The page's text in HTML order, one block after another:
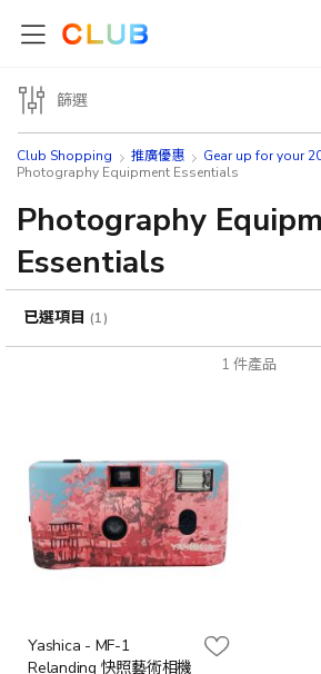
Club Shopping 推廣優惠
Gear up for your
Photography Equipment Essentials
Photography
Essentials
1 件產品
Yashica - MF-1
Relanding 快照藝術相機
篩選
已選項目